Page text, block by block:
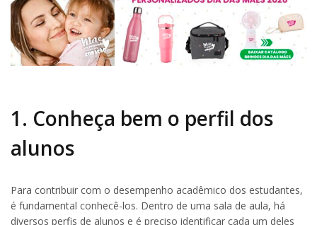
1. Conheça bem o perfil dos
alunos
Para contribuir com o desempenho acadêmico dos estudantes,
é fundamental conhecê-los. Dentro de uma sala de aula, há
diversos perfis de alunos e é preciso identificar cada um deles